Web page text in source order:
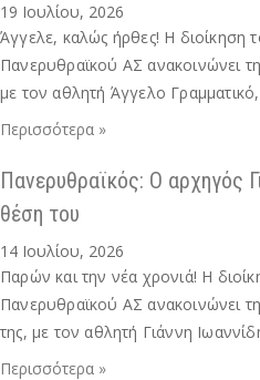
19 Ιουλίου, 2026
Άγγελε, καλώς ήρθες! Η διοίκηση
Πανερυθραϊκού ΑΣ ανακοινώνει
με τον αθλητή Άγγελο
Περισσότερα »
Πανερυθραϊκός: Ο αρχηγός
θέση του
14 Ιουλίου, 2026
Παρών και την νέα χρονιά! Η
Πανερυθραϊκού ΑΣ ανακοινώνει
της, με τον αθλητή Γιάννη
Περισσότερα »